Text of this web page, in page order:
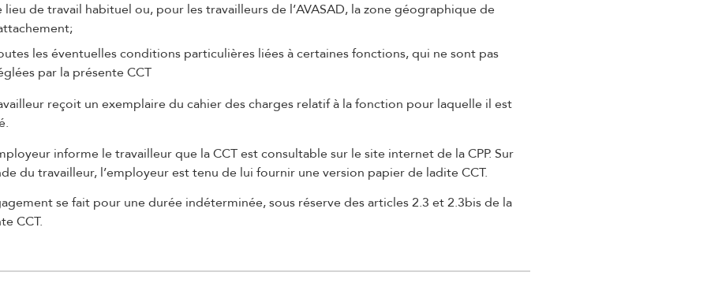
lieu de travail habituel ou, pour les travailleurs de l’AVASAD, la zone géographique de
les éventuelles conditions particulières liées à certaines fonctions, qui ne sont pas
par la présente CCT
reçoit un exemplaire du cahier des charges relatif à la fonction pour laquelle il est
informe le travailleur que la CCT est consultable sur le site internet de la CPP. Sur
du travailleur, l’employeur est tenu de lui fournir une version papier de ladite CCT.
se fait pour une durée indéterminée, sous réserve des articles 2.3 et 2.3bis de la
CCT.